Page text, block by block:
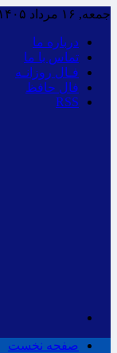
جمعه, ۱۶ مرداد ۱۴۰۵ / قبل از ظهر /
درباره ما
تماس با ما
فـال روزانـه
فال حافظ
RSS
صفحه نخست